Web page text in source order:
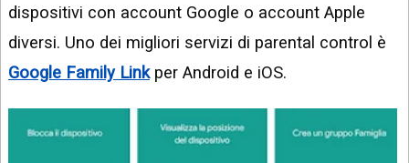
dispositivi con account Google o account Apple
diversi. Uno dei migliori servizi di parental control è
Google Family Linkper Android e iOS.